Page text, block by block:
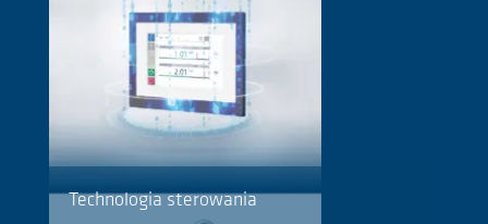
Technologia sterowania